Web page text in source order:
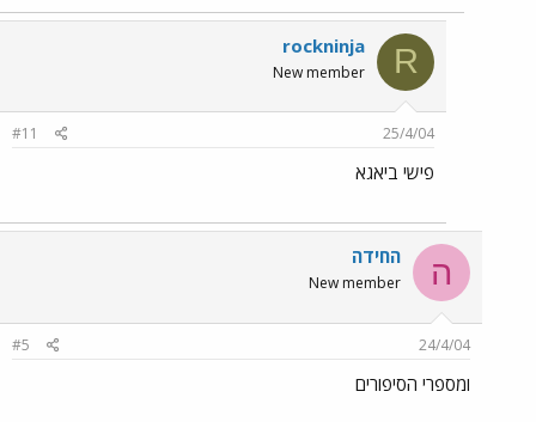
R
rockninja
New member
25/4/04
#11
פישי ביאגא
ה החידה
New member
24/4/04
#5
ומספרי הסיפורים